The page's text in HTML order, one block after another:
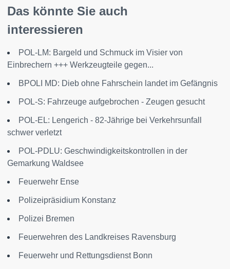
Das könnte Sie auch
interessieren
POL-LM: Bargeld und Schmuck im Visier von
Einbrechern +++ Werkzeugteile gegen...
BPOLI MD: Dieb ohne Fahrschein landet im Gefängnis
POL-S: Fahrzeuge aufgebrochen - Zeugen gesucht
POL-EL: Lengerich - 82-Jährige bei Verkehrsunfall
schwer verletzt
POL-PDLU: Geschwindigkeitskontrollen in der
Gemarkung Waldsee
Feuerwehr Ense
Polizeipräsidium Konstanz
Polizei Bremen
Feuerwehren des Landkreises Ravensburg
Feuerwehr und Rettungsdienst Bonn